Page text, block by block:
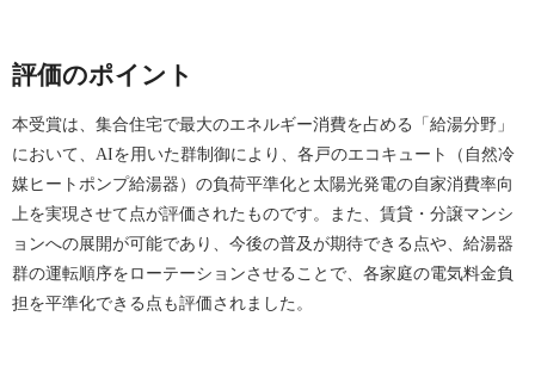
評価のポイント
本受賞は、集合住宅で最大のエネルギー消費を占める「給湯分野」
において、AIを用いた群制御により、各戸のエコキュート（自然冷
媒ヒートポンプ給湯器）の負荷平準化と太陽光発電の自家消費率向
上を実現させて点が評価されたものです。また、賃貸・分譲マンシ
ョンへの展開が可能であり、今後の普及が期待できる点や、給湯器
群の運転順序をローテーションさせることで、各家庭の電気料金負
担を平準化できる点も評価されました。